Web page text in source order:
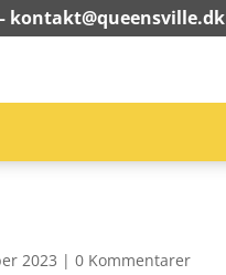
kontakt@queensville.dk
2023 |0 Kommentarer